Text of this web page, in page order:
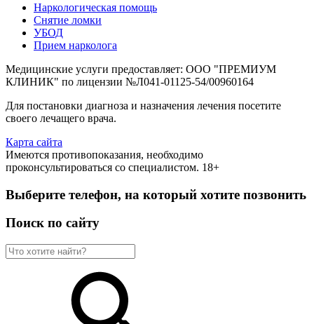
Наркологическая помощь
Снятие ломки
УБОД
Прием нарколога
Медицинские услуги предоставляет: ООО "ПРЕМИУМ
КЛИНИК" по лицензии №Л041-01125-54/00960164
Для постановки диагноза и назначения лечения посетите
своего лечащего врача.
Карта сайта
Имеются противопоказания, необходимо
проконсультироваться со специалистом. 18+
Выберите телефон, на который хотите позвонить
Поиск по сайту